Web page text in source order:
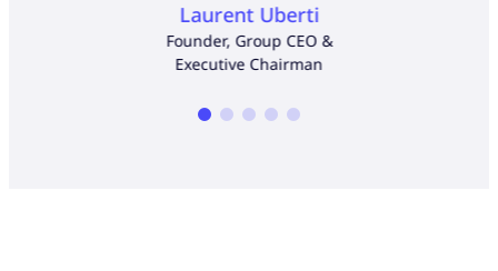
Laurent Uberti
Founder, Group CEO &
Executive Chairman